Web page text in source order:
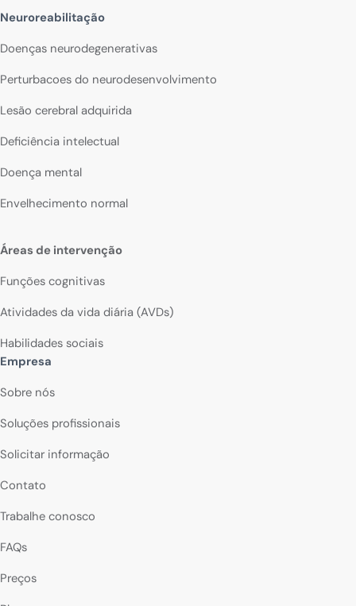
Neuroreabilitação
Doenças neurodegenerativas
Perturbacoes do neurodesenvolvimento
Lesão cerebral adquirida
Deficiência intelectual
Doença mental
Envelhecimento normal
Áreas de intervenção
Funções cognitivas
Atividades da vida diária (AVDs)
Habilidades sociais
Empresa
Sobre nós
Soluções profissionais
Solicitar informação
Contato
Trabalhe conosco
FAQs
Preços